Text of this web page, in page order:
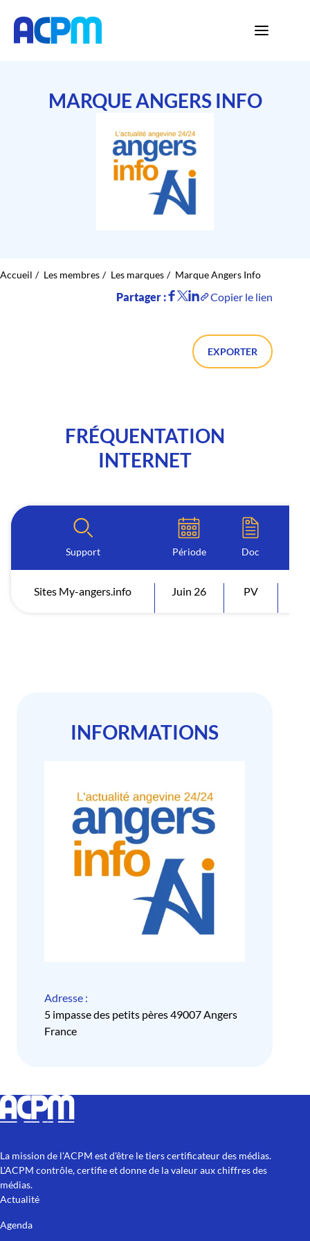
MARQUE ANGERS INFO
Accueil Les membres Les marques Marque Angers Info
Partager : Copier le lien
EXPORTER
FRÉQUENTATION
INTERNET
Support Période Doc
Sites My-angers.info Juin 26 PV
INFORMATIONS
Adresse :
5 impasse des petits pères 49007 Angers
France
La mission de l'ACPM est d'être le tiers certificateur des médias.
L'ACPM contrôle, certifie et donne de la valeur aux chiffres des
médias.
Actualité
Agenda